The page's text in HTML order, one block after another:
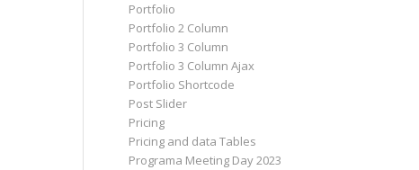
Portfolio
Portfolio 2 Column
Portfolio 3 Column
Portfolio 3 Column Ajax
Portfolio Shortcode
Post Slider
Pricing
Pricing and data Tables
Programa Meeting Day 2023